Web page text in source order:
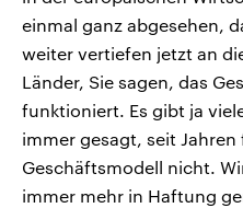
einmal ganz abgesehen,
weiter vertiefen jetzt an
Länder, Sie sagen, das
funktioniert. Es gibt ja
immer gesagt, seit
Geschäftsmodell nicht.
immer mehr in Haftung